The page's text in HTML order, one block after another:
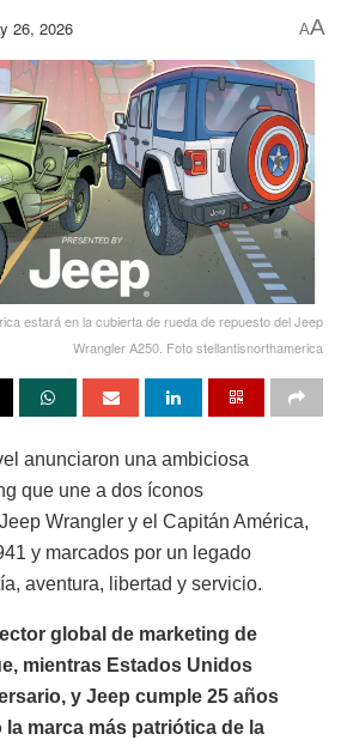
26, 2026 AA
estará en la cubierta de rueda de repuesto del Jeep
Wrangler A250. Foto stellantisnorthamerica
anunciaron una ambiciosa
que une a dos íconos
Wrangler y el Capitán América,
y marcados por un legado
aventura, libertad y servicio.
global de marketing de
mientras Estados Unidos
y Jeep cumple 25 años
marca más patriótica de la